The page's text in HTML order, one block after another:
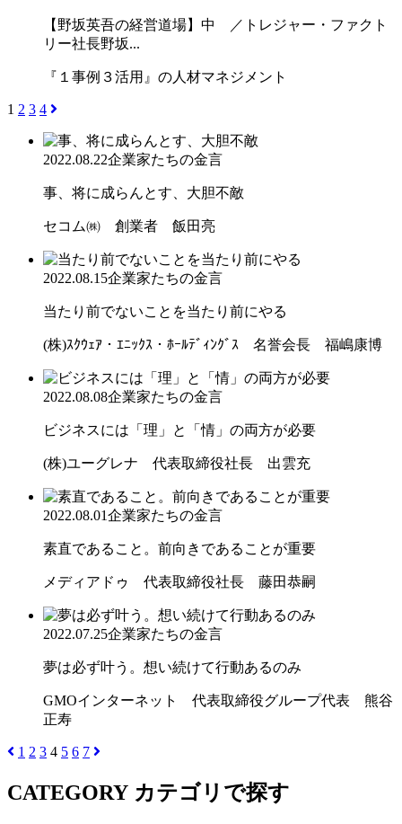
【野坂英吾の経営道場】中 ／トレジャー・ファクト
リー社長野坂...
『１事例３活用』の人材マネジメント
1 2 3 4
2022.08.22企業家たちの金言
事、将に成らんとす、大胆不敵
セコム㈱ 創業者 飯田亮
2022.08.15企業家たちの金言
当たり前でないことを当たり前にやる
(株)ｽｸｳｪｱ・ｴﾆｯｸｽ・ﾎｰﾙﾃﾞｨﾝｸﾞｽ 名誉会長 福嶋康博
2022.08.08企業家たちの金言
ビジネスには「理」と「情」の両方が必要
(株)ユーグレナ 代表取締役社長 出雲充
2022.08.01企業家たちの金言
素直であること。前向きであることが重要
メディアドゥ 代表取締役社長 藤田恭嗣
2022.07.25企業家たちの金言
夢は必ず叶う。想い続けて行動あるのみ
GMOインターネット 代表取締役グループ代表 熊谷
正寿
1 2 3 4 5 6 7
CATEGORY カテゴリで探す